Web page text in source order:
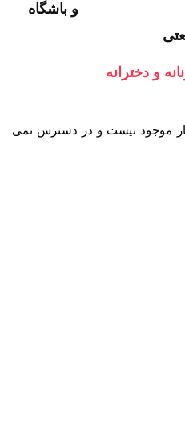
و باشگاه
و دخترانه
موجود نیست و در دسترس نمی